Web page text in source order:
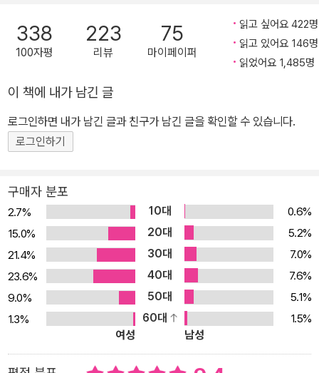
갈 수밖에 없음을 통감한다. 그는 수술실로 복귀하여 최고참 레지던
트로서 엄청난 업무량을 소화했고, 인공수정으로 그의 아내 루시는
임신에 성공한다. 그러나 레지던트 수료를 앞두고 암이 급속도로 악
다. 결국 딸 케이디가 태어난 지 8개월 후 그는 소생 치료를 거부하고
맑은 정신으로 사랑하는 가족들 품에서 숨을 거두었다. 2015년 3월
폴 칼라니티가 사망한 후, 그가 사력을 다해 써내려갔으나 미처 완성
자 미국 랜덤하우스를 비롯, 독일, 이탈리아, 브라질 등에서 하루 만에
계약이 성사된 화제작으로 2016년 1월 원서 출간과 동시에 미국 아
마존과 <뉴욕타임스> 베스트셀러 1위에 올랐으며 12주 연속으로 뉴
욕타임스 베스트셀러 1위 자리를 지켰고, 현재 30주 연속으로 뉴욕타
임스 논픽션 베스트셀러 상위 20위 안에 랭크되어 있다. 전 세계 38
개 국가에 판권이 수출되었으며, 이미 출간된 영국, 독일, 이탈리아,
캐나다에서도 출간 즉시 베스트셀러가 되었다. 문학, 철학, 의학을 넘
나들며 삶의 의미를 묻다 체험과 사색, 감성과 지성을 결합한 유례없
338
100자평
223
리뷰
75
마이페이퍼
읽고 싶어요 422명
읽고 있어요 146명
읽었어요 1,485명
이 책에 내가 남긴 글
로그인하면 내가 남긴 글과 친구가 남긴 글을 확인할 수 있습니다.
로그인하기
구매자 분포
2.7% 10대
0.6%
15.0%
20대
5.2%
21.4%
30대
7.0%
23.6%
40대
7.6%
9.0%
50대
5.1%
1.3%
60대
1.5%
여성
남성